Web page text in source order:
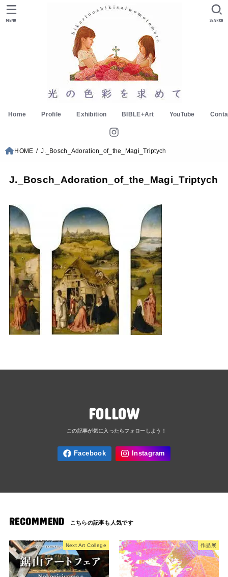
Home Profile Exhibition BIBLE+Art YouTube
SEARCH
MENU
HOME J._Bosch_Adoration_of_the_Magi_Triptych
J._Bosch_Adoration_of_the_Magi_Triptych
FOLLOW
RECOMMEND
Next Art College 作品展